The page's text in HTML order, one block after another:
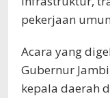
pekerjaan
Acara yang
Gubernur
kepala daerah